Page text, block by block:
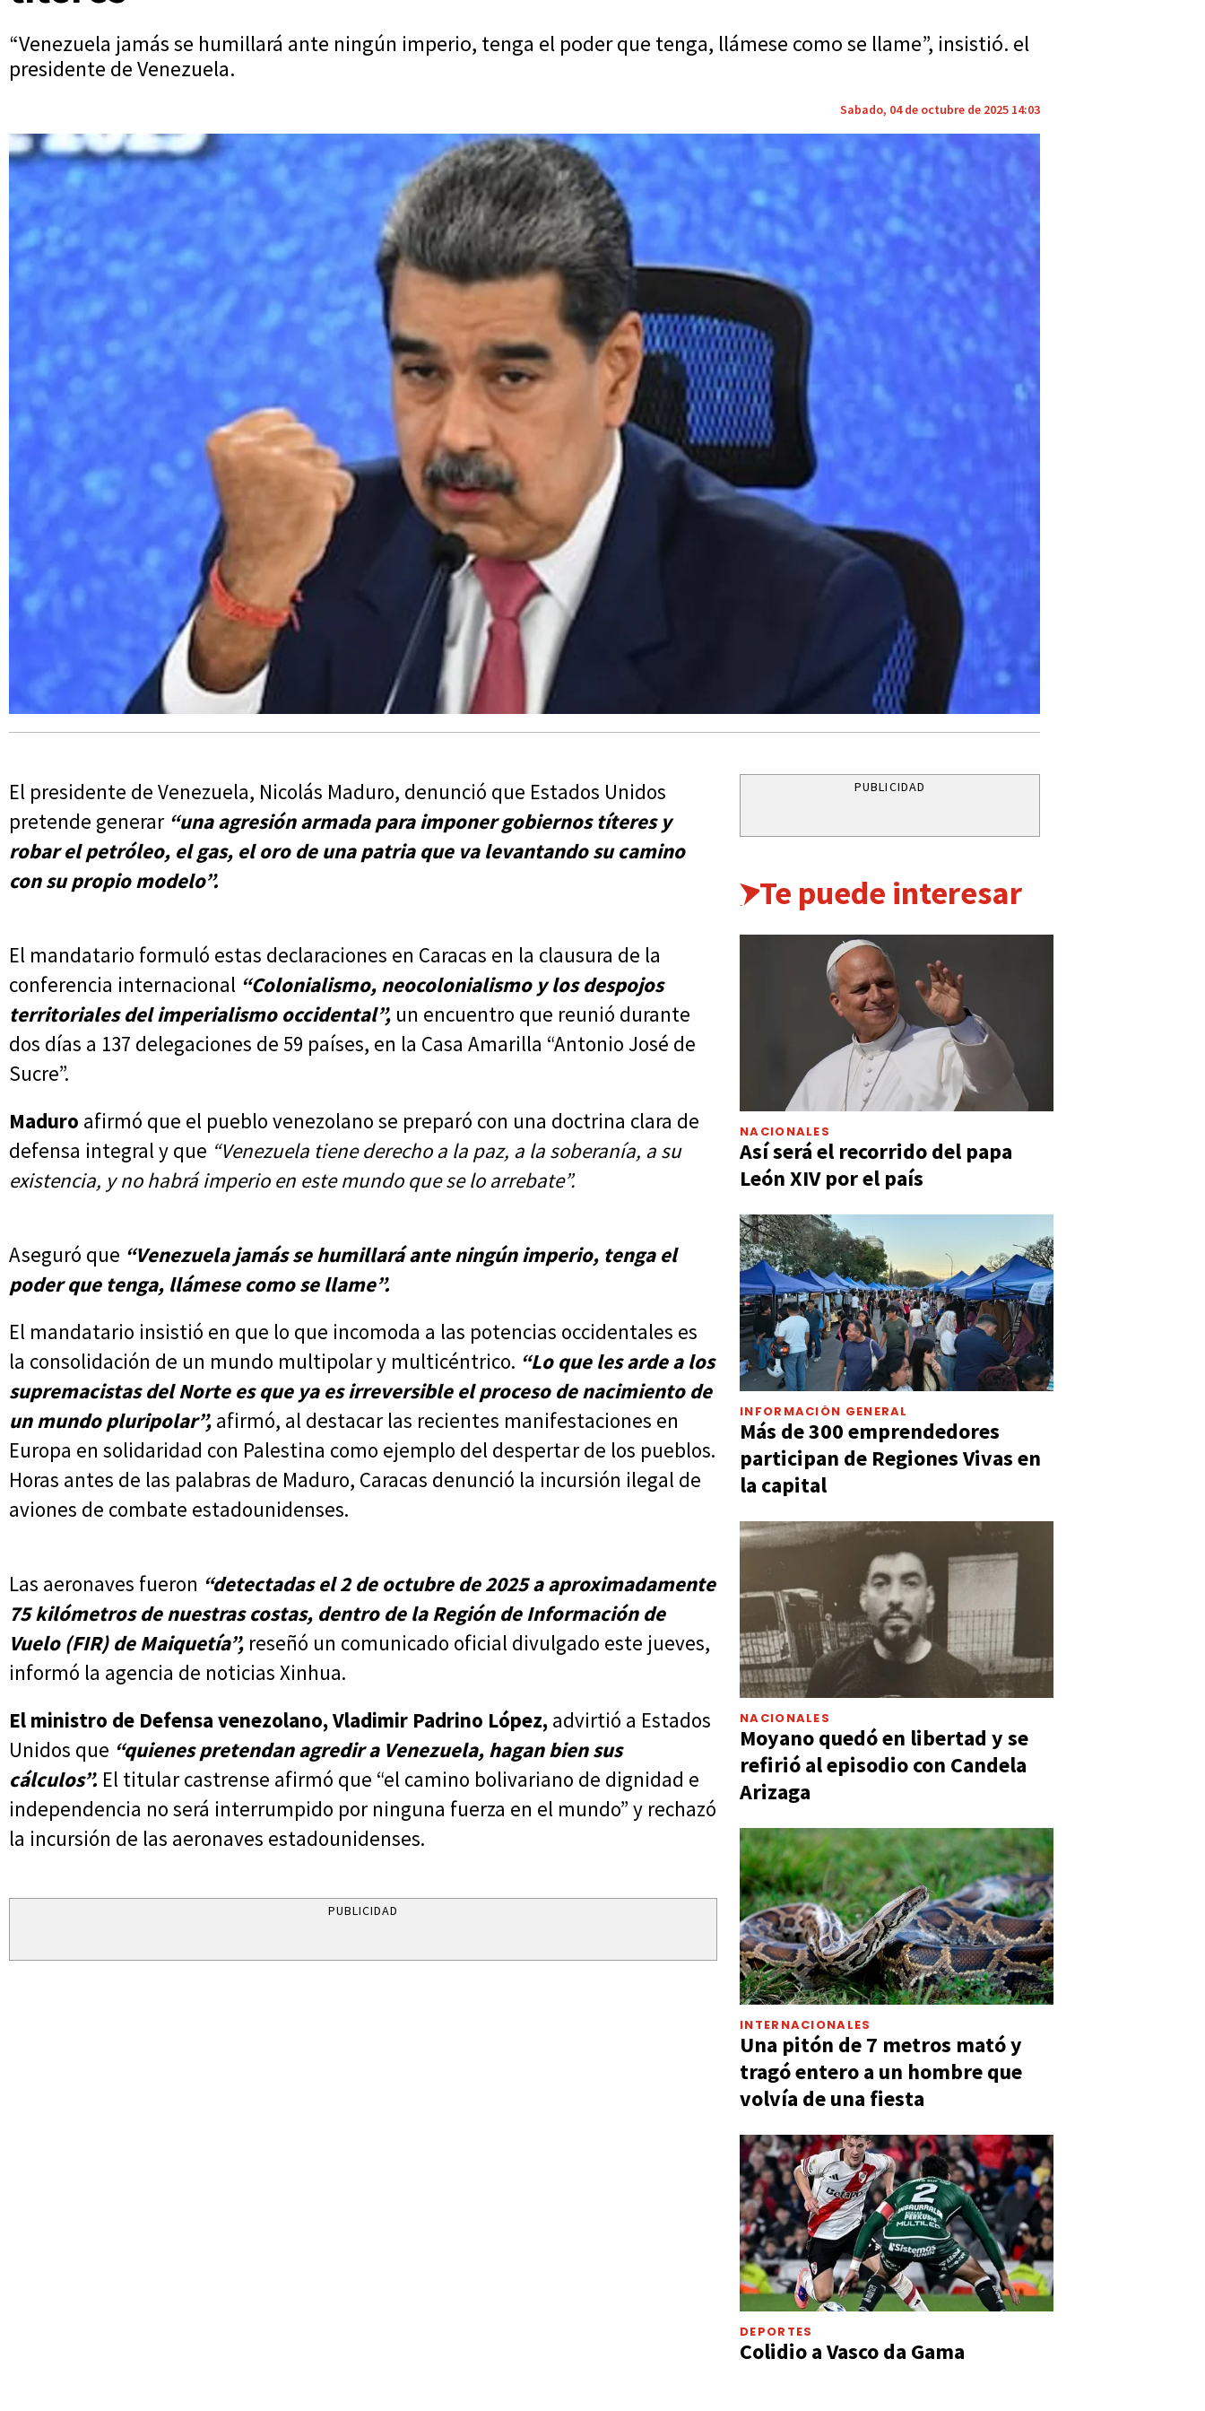
“Venezuela jamás se humillará ante ningún imperio, tenga el poder que tenga, llámese como se llame”, insistió. el
presidente de Venezuela.
Sabado, 04 de octubre de 2025 14:03
El presidente de Venezuela, Nicolás Maduro, denunció que Estados Unidos
pretende generar “una agresión armada para imponer gobiernos títeres y
robar el petróleo, el gas, el oro de una patria que va levantando su camino
con su propio modelo”.
El mandatario formuló estas declaraciones en Caracas en la clausura de la
conferencia internacional “Colonialismo, neocolonialismo y los despojos
territoriales del imperialismo occidental”, un encuentro que reunió durante
dos días a 137 delegaciones de 59 países, en la Casa Amarilla “Antonio José de
Sucre”.
Maduro afirmó que el pueblo venezolano se preparó con una doctrina clara de
defensa integral y que “Venezuela tiene derecho a la paz, a la soberanía, a su
existencia, y no habrá imperio en este mundo que se lo arrebate”.
Aseguró que “Venezuela jamás se humillará ante ningún imperio, tenga el
poder que tenga, llámese como se llame”.
El mandatario insistió en que lo que incomoda a las potencias occidentales es
la consolidación de un mundo multipolar y multicéntrico. “Lo que les arde a los
supremacistas del Norte es que ya es irreversible el proceso de nacimiento de
un mundo pluripolar”, afirmó, al destacar las recientes manifestaciones en
Europa en solidaridad con Palestina como ejemplo del despertar de los pueblos.
Horas antes de las palabras de Maduro, Caracas denunció la incursión ilegal de
aviones de combate estadounidenses.
Las aeronaves fueron “detectadas el 2 de octubre de 2025 a aproximadamente
75 kilómetros de nuestras costas, dentro de la Región de Información de
Vuelo (FIR) de Maiquetía”, reseñó un comunicado oficial divulgado este jueves,
informó la agencia de noticias Xinhua.
El ministro de Defensa venezolano, Vladimir Padrino López, advirtió a Estados
Unidos que “quienes pretendan agredir a Venezuela, hagan bien sus
cálculos”. El titular castrense afirmó que “el camino bolivariano de dignidad e
independencia no será interrumpido por ninguna fuerza en el mundo” y rechazó
la incursión de las aeronaves estadounidenses.
PUBLICIDAD
PUBLICIDAD
Te puede interesar
NACIONALES
Así será el recorrido del papa
León XIV por el país
INFORMACIÓN GENERAL
Más de 300 emprendedores
participan de Regiones Vivas en
la capital
NACIONALES
Moyano quedó en libertad y se
refirió al episodio con Candela
Arizaga
INTERNACIONALES
Una pitón de 7 metros mató y
tragó entero a un hombre que
volvía de una fiesta
DEPORTES
Colidio a Vasco da Gama